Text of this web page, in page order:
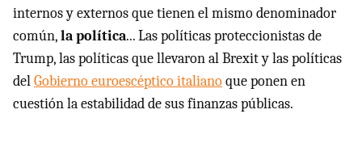
internos y externos que tienen el mismo denominador
común,la política... Las políticas proteccionistas de
Trump, las políticas que llevaron al Brexit y las políticas
delGobierno euroescéptico italianoque ponen en
cuestión la estabilidad de sus finanzas públicas.